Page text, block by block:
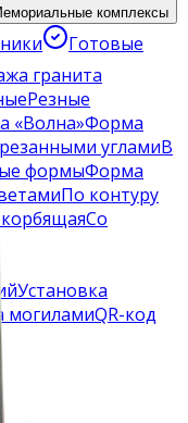
комплексы
Готовые
гранита
Резные
«Волна»Форма
угламиВ
формыФорма
По контуру
Со
Установка
могиламиQR-код